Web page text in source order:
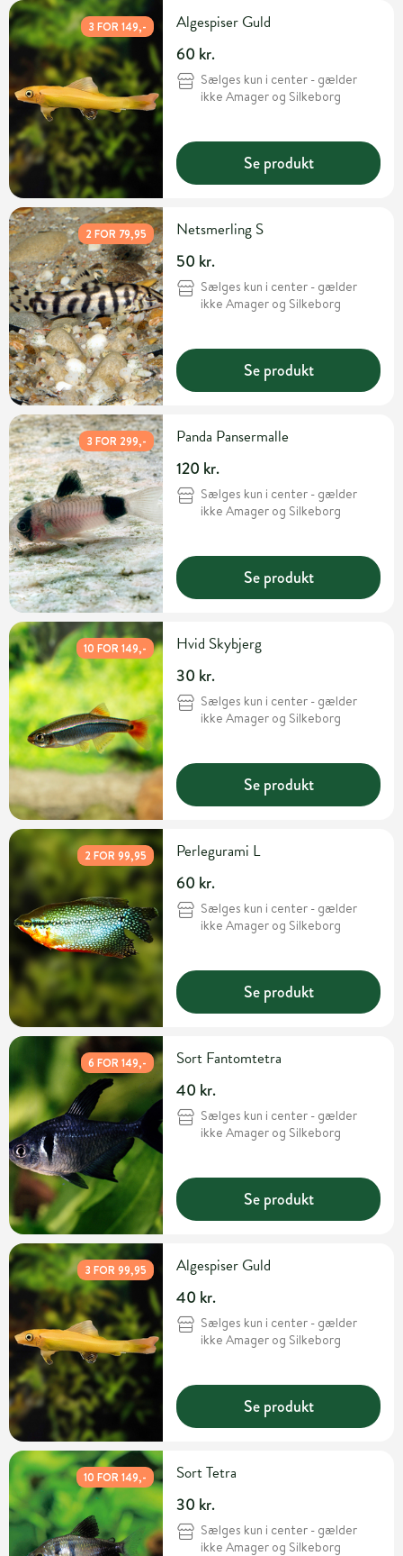
3 FOR 149,- Algespiser Guld
60 kr.
Sælges kun i center - gælder
ikke Amager og Silkeborg
Se produkt
2 FOR 79,95 Netsmerling S
50 kr.
Sælges kun i center - gælder
ikke Amager og Silkeborg
Se produkt
3 FOR 299,- Panda Pansermalle
120 kr.
Sælges kun i center - gælder
ikke Amager og Silkeborg
Se produkt
10 FOR 149,- Hvid Skybjerg
30 kr.
Sælges kun i center - gælder
ikke Amager og Silkeborg
Se produkt
2 FOR 99,95 Perlegurami L
60 kr.
Sælges kun i center - gælder
ikke Amager og Silkeborg
Se produkt
6 FOR 149,- Sort Fantomtetra
40 kr.
Sælges kun i center - gælder
ikke Amager og Silkeborg
Se produkt
3 FOR 99,95 Algespiser Guld
40 kr.
Sælges kun i center - gælder
ikke Amager og Silkeborg
Se produkt
10 FOR 149,- Sort Tetra
30 kr.
Sælges kun i center - gælder
ikke Amager og Silkeborg